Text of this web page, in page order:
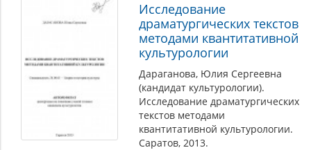
Исследование
драматургических текстов
методами квантитативной
культурологии
Дараганова, Юлия Сергеевна
(кандидат культурологии).
Исследование драматургических
текстов методами
квантитативной культурологии.
Саратов, 2013.